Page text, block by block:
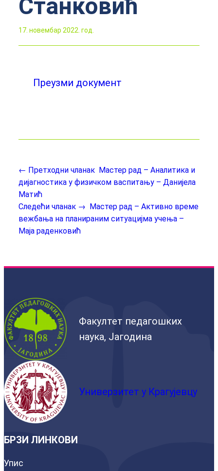
Станковић
17. новембар 2022. год.
Преузми документ
← Претходни чланак Мастер рад – Аналитика и
дијагностика у физичком васпитању – Данијела
Матић
Следећи чланак → Мастер рад – Активно време
вежбања на планираним ситуацијма учења –
Маја раденковић
Факултет педагошких
наука, Јагодина
Универзитет у Крагујевцу
БРЗИ ЛИНКОВИ
Упис